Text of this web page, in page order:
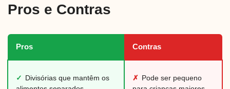
Pros e Contras
Pros Contras
✓ Divisórias que mantêm os
✗ Pode ser pequeno